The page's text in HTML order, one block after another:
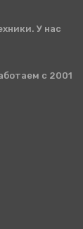
У нас
с 2001